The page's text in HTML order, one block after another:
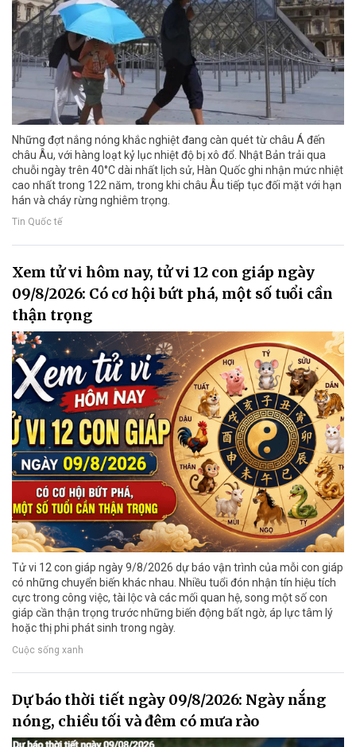
Những đợt nắng nóng khắc nghiệt đang càn quét từ châu Á đến
châu Âu, với hàng loạt kỷ lục nhiệt độ bị xô đổ. Nhật Bản trải qua
chuỗi ngày trên 40°C dài nhất lịch sử, Hàn Quốc ghi nhận mức nhiệt
cao nhất trong 122 năm, trong khi châu Âu tiếp tục đối mặt với hạn
hán và cháy rừng nghiêm trọng.
Tin Quốc tế
Xem tử vi hôm nay, tử vi 12 con giáp ngày
09/8/2026: Có cơ hội bứt phá, một số tuổi cần
thận trọng
Tử vi 12 con giáp ngày 9/8/2026 dự báo vận trình của mỗi con giáp
có những chuyển biến khác nhau. Nhiều tuổi đón nhận tín hiệu tích
cực trong công việc, tài lộc và các mối quan hệ, song một số con
giáp cần thận trọng trước những biến động bất ngờ, áp lực tâm lý
hoặc thị phi phát sinh trong ngày.
Cuộc sống xanh
Dự báo thời tiết ngày 09/8/2026: Ngày nắng
nóng, chiều tối và đêm có mưa rào